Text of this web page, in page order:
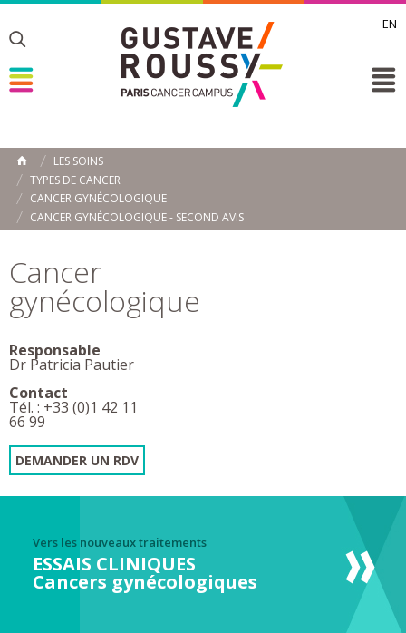
EN
Toggle
Toggle
Toggle
ACCUEIL
LES SOINS
TYPES DE CANCER
CANCER GYNÉCOLOGIQUE
CANCER GYNÉCOLOGIQUE - SECOND AVIS
Cancer
gynécologique
Responsable
Dr Patricia Pautier
Contact
Tél. : +33 (0)1 42 11
66 99
DEMANDER UN RDV
Vers les nouveaux traitements
ESSAIS CLINIQUES
Cancers gynécologiques